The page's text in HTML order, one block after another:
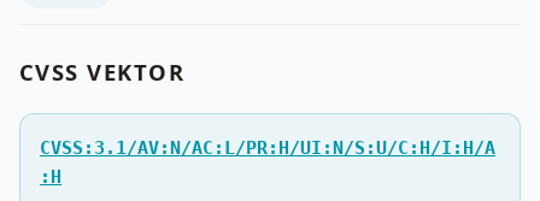
CVSS VEKTOR
CVSS:3.1/AV:N/AC:L/PR:H/UI:N/S:U/C:H/I:H/A
:H